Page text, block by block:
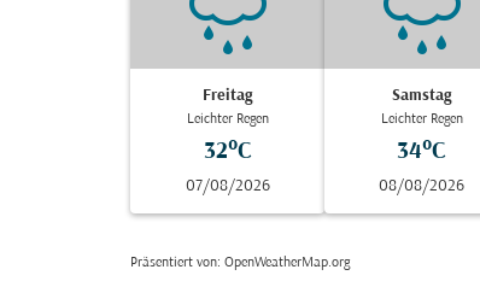
Freitag
Leichter Regen
32°C
07/08/2026
Samstag
Leichter Regen
34°C
08/08/2026
Präsentiert von: OpenWeatherMap.org